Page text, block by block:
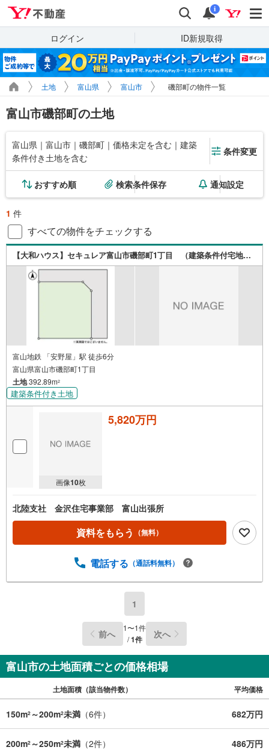
検索 通知
i
ログイン ID新規取得
土地 富山県 富山市 磯部町の物件一覧
富山市磯部町の土地
富山県｜富山市｜磯部町｜価格未定を含む｜建築
条件付き土地を含む
条件変更
おすすめ順 検索条件保存 通知設定
1 件
すべての物件をチェックする
【大和ハウス】セキュレア富山市磯部町1丁目 （建築条件付宅地分譲）
富山地鉄 「安野屋」駅 徒歩6分
富山県富山市磯部町1丁目
土地392.89m2
建築条件付き土地
画像10枚
5,820万円
北陸支社 金沢住宅事業部 富山出張所
資料をもらう （無料）
電話する （通話料無料）
1
前へ 1〜1件
/1件 次へ
富山市の土地面積ごとの価格相場
土地面積（該当物件数） 平均価格
150m2 ～200m2未満 （6件） 682万円
200m2 ～250m2未満 （2件） 486万円